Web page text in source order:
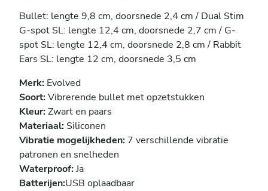
Bullet: lengte 9,8 cm, doorsnede 2,4 cm / Dual Stim
G-spot SL: lengte 12,4 cm, doorsnede 2,7 cm / G-
spot SL: lengte 12,4 cm, doorsnede 2,8 cm / Rabbit
Ears SL: lengte 12 cm, doorsnede 3,5 cm
Merk: Evolved
Soort:Vibrerende bullet met opzetstukken
Kleur:Zwart en paars
Materiaal: Siliconen
Vibratie mogelijkheden: 7 verschillende vibratie
patronen en snelheden
Waterproof:Ja
Batterijen:USB oplaadbaar